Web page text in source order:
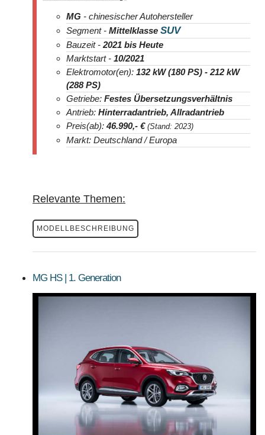
MG - chinesischer Autohersteller
Segment - Mittelklasse SUV
Bauzeit - 2021 bis Heute
Marktstart - 10/2021
Elektromotor(en): 132 kW (180 PS) - 212 kW
(288 PS)
Getriebe: Festes Übersetzungsverhältnis
Antrieb: Hinterradantrieb, Allradantrieb
Preis(ab):46.990,- € (Stand: 2023)
Markt: Deutschland / Europa
Relevante Themen:
MODELLBESCHREIBUNG
MG HS | 1. Generation